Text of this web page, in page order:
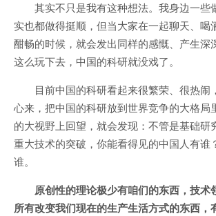
其实不只是我有这种想法。我身边一些
实也都做得挺顺，但当大家在一起聊天、喝
酣畅的时候，就会发出同样的感慨、产生深
这么玩下去，中国的科研就没戏了。
目前中国的科研看起来很繁荣、很热闹
心来，把中国的科研放到世界竞争的大格局
的大视野上回望，就会发现：不管是基础研
重大技术的突破，你能看得见的中国人有谁
谁。
原创性的理论极少有咱们的东西，技
所有改变我们现在的生产生活方式的东西，